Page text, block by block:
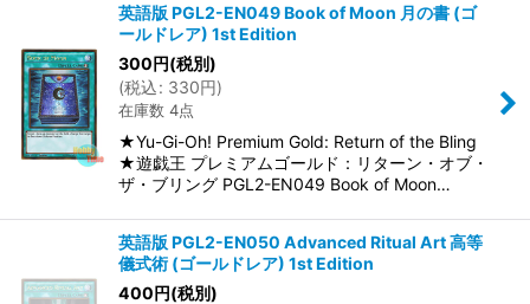
英語版 PGL2-EN049 Book of Moon 月の書 (ゴ
ールドレア) 1st Edition
300円(税別)
(税込: 330円)
在庫数 4点
★Yu-Gi-Oh! Premium Gold: Return of the Bling
★遊戯王 プレミアムゴールド：リターン・オブ・
ザ・ブリング PGL2-EN049 Book of Moon…
英語版 PGL2-EN050 Advanced Ritual Art 高等
儀式術 (ゴールドレア) 1st Edition
400円(税別)